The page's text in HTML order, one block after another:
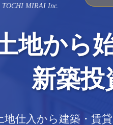
TOCHI MIRAI Inc.
地から
新築投
地仕入から建築・賃貸